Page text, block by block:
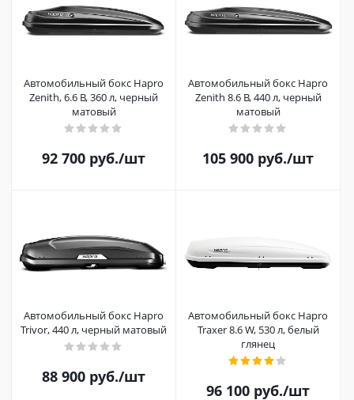
Автомобильный бокс Hapro
Zenith, 6.6 B, 360 л, черный
матовый
92 700 руб./шт
Автомобильный бокс Hapro
Zenith 8.6 B, 440 л, черный
матовый
105 900 руб./шт
Автомобильный бокс Hapro
Trivor, 440 л, черный матовый
88 900 руб./шт
Автомобильный бокс Hapro
Traxer 8.6 W, 530 л, белый
глянец
96 100 руб./шт